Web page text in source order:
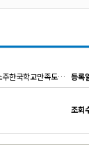
2015학년도 1학기 소주한국학교만족도조사 결과 등록
조회